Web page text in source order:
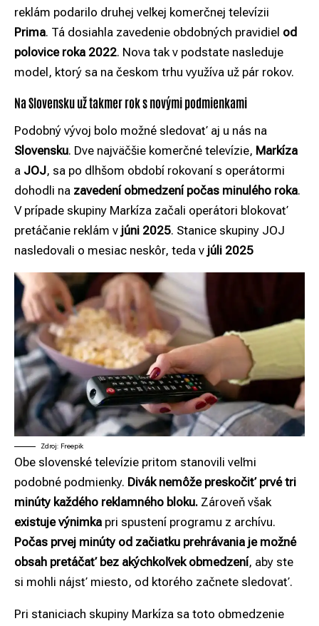
reklám podarilo druhej veľkej komerčnej televízii
Prima. Tá dosiahla zavedenie obdobných pravidiel od
polovice roka 2022. Nova tak v podstate nasleduje
model, ktorý sa na českom trhu využíva už pár rokov.
Na Slovensku už takmer rok s novými podmienkami
Podobný vývoj bolo možné sledovať aj u nás na
Slovensku. Dve najväčšie komerčné televízie, Markíza
a JOJ, sa po dlhšom období rokovaní s operátormi
dohodli na zavedení obmedzení počas minulého roka.
V prípade skupiny Markíza začali operátori blokovať
pretáčanie reklám v júni 2025. Stanice skupiny JOJ
nasledovali o mesiac neskôr, teda v júli 2025
Zdroj: Freepik
Obe slovenské televízie pritom stanovili veľmi
podobné podmienky. Divák nemôže preskočiť prvé tri
minúty každého reklamného bloku. Zároveň však
existuje výnimka pri spustení programu z archívu.
Počas prvej minúty od začiatku prehrávania je možné
obsah pretáčať bez akýchkoľvek obmedzení, aby ste
si mohli nájsť miesto, od ktorého začnete sledovať.
Pri staniciach skupiny Markíza sa toto obmedzenie